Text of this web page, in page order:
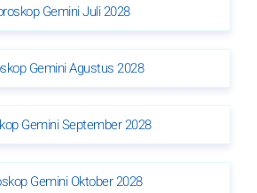
Gemini Juli 2028
Gemini Agustus 2028
Gemini September 2028
Gemini Oktober 2028